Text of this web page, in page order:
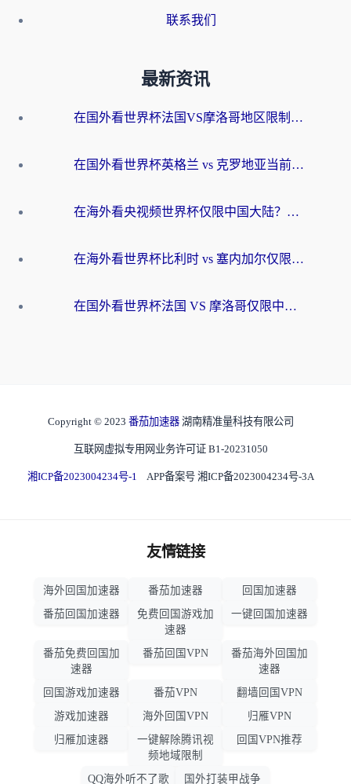
联系我们
最新资讯
在国外看世界杯法国VS摩洛哥地区限制？这篇指南让你流畅看中文解说无压力
在国外看世界杯英格兰 vs 克罗地亚当前地区不可播放？这篇指南帮你搞定所有海外观赛难题
在海外看央视频世界杯仅限中国大陆？这篇指南帮你解锁中文解说+无卡顿直播
在海外看世界杯比利时 vs 塞内加尔仅限中国大陆？我找到了最流畅的中文解说之路
在国外看世界杯法国 VS 摩洛哥仅限中国大陆？海外党这样看中文解说赛事不卡顿
Copyright © 2023 番茄加速器 湖南精准量科技有限公司
互联网虚拟专用网业务许可证 B1-20231050
湘ICP备2023004234号-1 APP备案号 湘ICP备2023004234号-3A
友情链接
海外回国加速器 番茄加速器
回国加速器
番茄回国加速器
免费回国游戏加
速器
一键回国加速器
番茄免费回国加
速器
番茄回国VPN
番茄海外回国加
速器
回国游戏加速器
番茄VPN
翻墙回国VPN
游戏加速器
海外回国VPN
归雁VPN
归雁加速器
一键解除腾讯视
频地域限制
回国VPN推荐
QQ海外听不了歌 国外打装甲战争